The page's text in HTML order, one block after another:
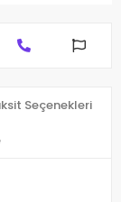
Seçenekleri